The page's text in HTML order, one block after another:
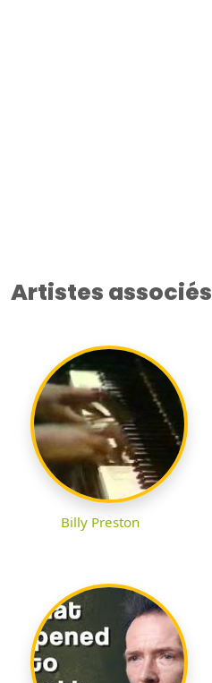
Artistes associés
Billy Preston